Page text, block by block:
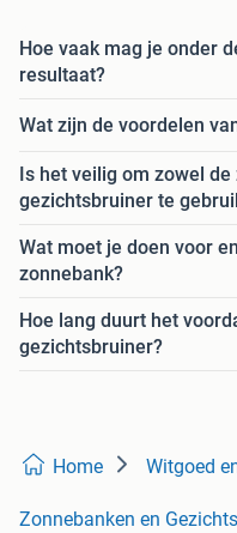
Hoe vaak mag je onder
resultaat?
Wat zijn de voordelen
Is het veilig om zowel
gezichtsbruiner te
Wat moet je doen voor
zonnebank?
Hoe lang duurt het
gezichtsbruiner?
Home Witgoed
Zonnebanken en